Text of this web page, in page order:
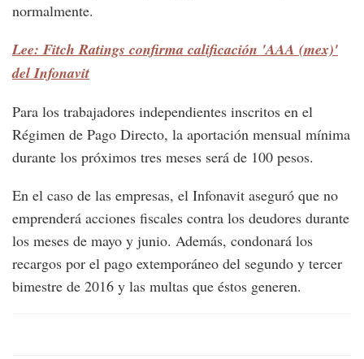
normalmente.
Lee: Fitch Ratings confirma calificación 'AAA (mex)'
del Infonavit
Para los trabajadores independientes inscritos en el
Régimen de Pago Directo, la aportación mensual mínima
durante los próximos tres meses será de 100 pesos.
En el caso de las empresas, el Infonavit aseguró que no
emprenderá acciones fiscales contra los deudores durante
los meses de mayo y junio. Además, condonará los
recargos por el pago extemporáneo del segundo y tercer
bimestre de 2016 y las multas que éstos generen.